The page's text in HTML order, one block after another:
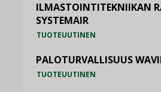
ILMASTOINTITEKNIIKAN
SYSTEMAIR
TUOTEUUTINEN
PALOTURVALLISUUS
TUOTEUUTINEN